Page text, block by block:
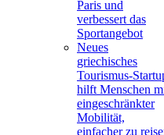
Paris und
verbessert das
Sportangebot
Neues
griechisches
Tourismus-
hilft Menschen
eingeschränkter
Mobilität,
einfacher zu